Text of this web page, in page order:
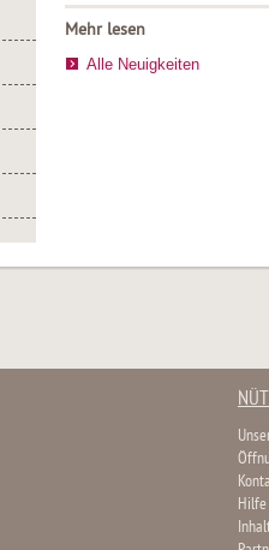
Mehr lesen
Alle Neuigkeiten
Hilfe